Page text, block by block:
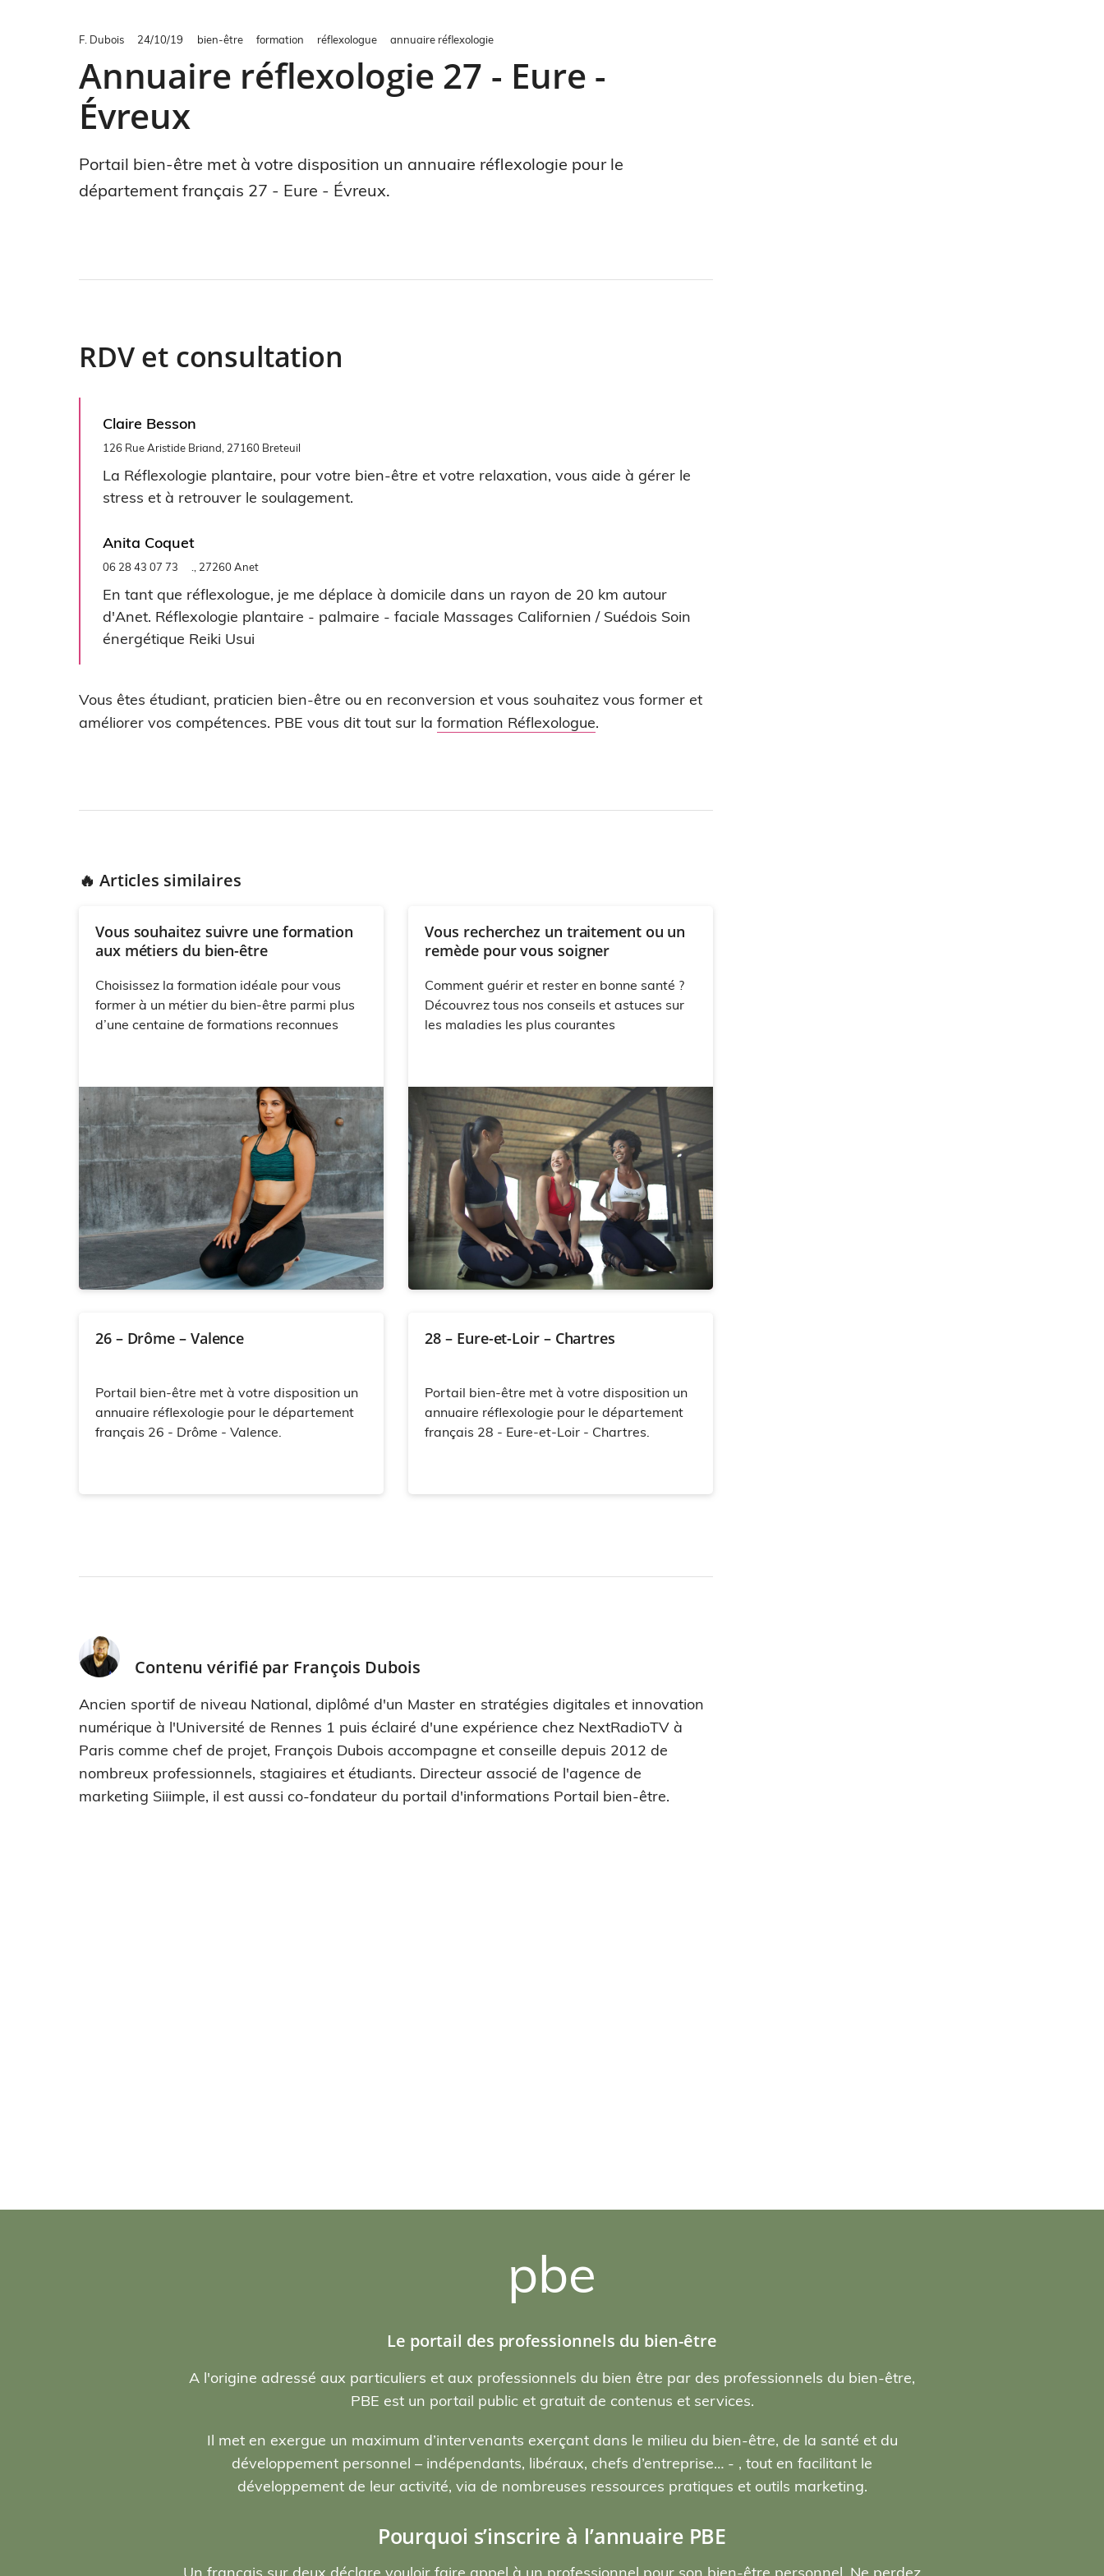
F. Dubois 24/10/19 bien-être formation réflexologue annuaire réflexologie
Annuaire réflexologie 27 - Eure -
Évreux
Portail bien-être met à votre disposition un annuaire réflexologie pour le
département français 27 - Eure - Évreux.
RDV et consultation
Claire Besson
126 Rue Aristide Briand, 27160 Breteuil
La Réflexologie plantaire, pour votre bien-être et votre relaxation, vous aide à gérer le
stress et à retrouver le soulagement.
Anita Coquet
06 28 43 07 73 ., 27260 Anet
En tant que réflexologue, je me déplace à domicile dans un rayon de 20 km autour
d'Anet. Réflexologie plantaire - palmaire - faciale Massages Californien / Suédois Soin
énergétique Reiki Usui
Vous êtes étudiant, praticien bien-être ou en reconversion et vous souhaitez vous former et
améliorer vos compétences. PBE vous dit tout sur la formation Réflexologue.
🔥 Articles similaires
Vous souhaitez suivre une formation
aux métiers du bien-être
Choisissez la formation idéale pour vous
former à un métier du bien-être parmi plus
d’une centaine de formations reconnues
Vous recherchez un traitement ou un
remède pour vous soigner
Comment guérir et rester en bonne santé ?
Découvrez tous nos conseils et astuces sur
les maladies les plus courantes
26 – Drôme – Valence
Portail bien-être met à votre disposition un
annuaire réflexologie pour le département
français 26 - Drôme - Valence.
28 – Eure-et-Loir – Chartres
Portail bien-être met à votre disposition un
annuaire réflexologie pour le département
français 28 - Eure-et-Loir - Chartres.
Contenu vérifié par François Dubois
Ancien sportif de niveau National, diplômé d'un Master en stratégies digitales et innovation
numérique à l'Université de Rennes 1 puis éclairé d'une expérience chez NextRadioTV à
Paris comme chef de projet, François Dubois accompagne et conseille depuis 2012 de
nombreux professionnels, stagiaires et étudiants. Directeur associé de l'agence de
marketing Siiimple, il est aussi co-fondateur du portail d'informations Portail bien-être.
pbe
Le portail des professionnels du bien-être
A l'origine adressé aux particuliers et aux professionnels du bien être par des professionnels du bien-être,
PBE est un portail public et gratuit de contenus et services.
Il met en exergue un maximum d’intervenants exerçant dans le milieu du bien-être, de la santé et du
développement personnel – indépendants, libéraux, chefs d’entreprise… - , tout en facilitant le
développement de leur activité, via de nombreuses ressources pratiques et outils marketing.
Pourquoi s’inscrire à l’annuaire PBE